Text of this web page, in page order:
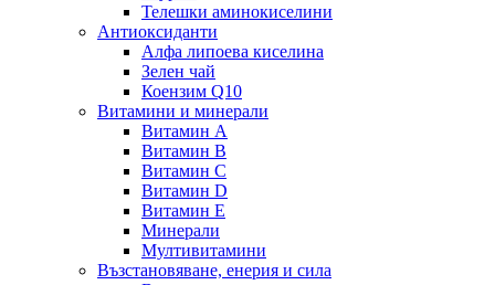
Телешки аминокиселини
Антиоксиданти
Алфа липоева киселина
Зелен чай
Коензим Q10
Витамини и минерали
Витамин А
Витамин B
Витамин C
Витамин D
Витамин E
Минерали
Мултивитамини
Възстановяване, енерия и сила